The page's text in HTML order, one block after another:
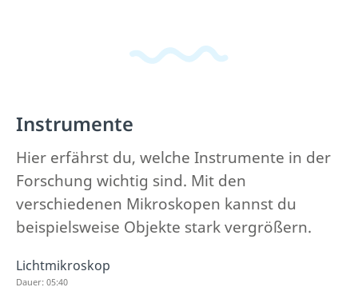
Instrumente
Hier erfährst du, welche Instrumente in der
Forschung wichtig sind. Mit den
verschiedenen Mikroskopen kannst du
beispielsweise Objekte stark vergrößern.
Lichtmikroskop
Dauer: 05:40